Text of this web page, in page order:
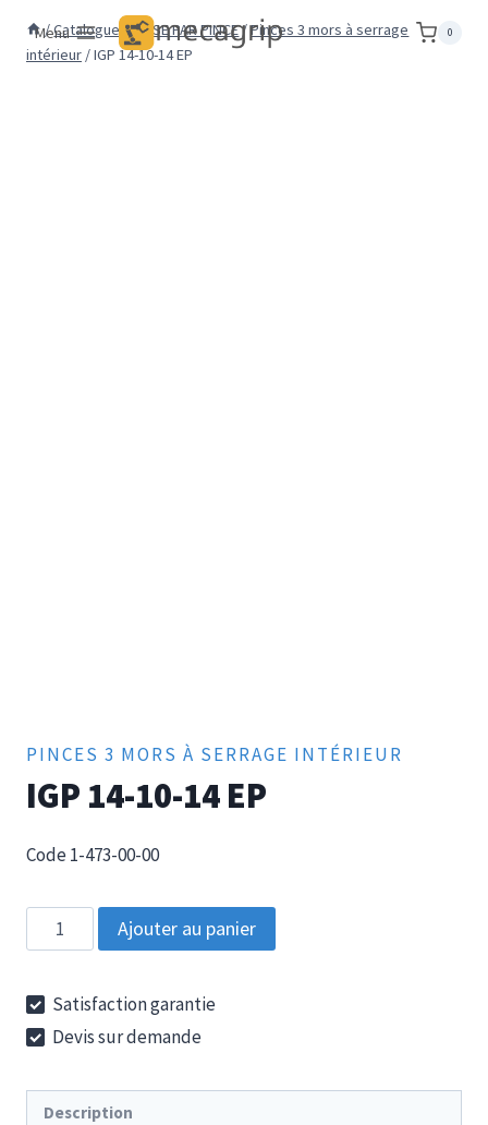
Menu 0
/Catalogue /PRISE PAR PINCE/Pinces 3 mors à serrage
intérieur /IGP 14-10-14 EP
PINCES 3 MORS À SERRAGE INTÉRIEUR
IGP 14-10-14 EP
Code 1-473-00-00
quantité
de
14-
10-
EP
Ajouter au panier
Satisfaction garantie
Devis sur demande
Description